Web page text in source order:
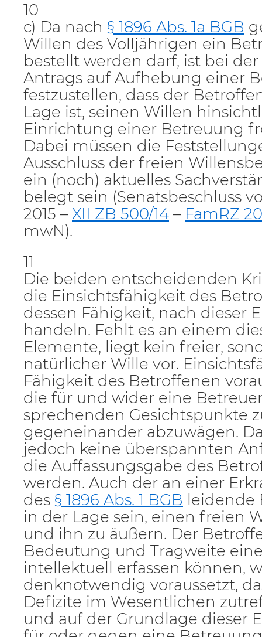
10
c) Da nach § 1896 Abs. 1a BGB
Willen des Volljährigen ein
bestellt werden darf, ist bei
Antrags auf Aufhebung einer
festzustellen, dass der
Lage ist, seinen Willen
Einrichtung einer Betreuung
Dabei müssen die
Ausschluss der freien
ein (noch) aktuelles
belegt sein (Senatsbeschluss
2015 – XII ZB 500/14 – FamRZ
mwN).
11
Die beiden entscheidenden
die Einsichtsfähigkeit des
dessen Fähigkeit, nach dieser
handeln. Fehlt es an einem
Elemente, liegt kein freier,
natürlicher Wille vor.
Fähigkeit des Betroffenen
die für und wider eine
sprechenden Gesichtspunkte
gegeneinander abzuwägen.
jedoch keine überspannten
die Auffassungsgabe des
werden. Auch der an einer
des § 1896 Abs. 1 BGB leidende
in der Lage sein, einen freien
und ihn zu äußern. Der
Bedeutung und Tragweite
intellektuell erfassen können,
denknotwendig voraussetzt,
Defizite im Wesentlichen
und auf der Grundlage dieser